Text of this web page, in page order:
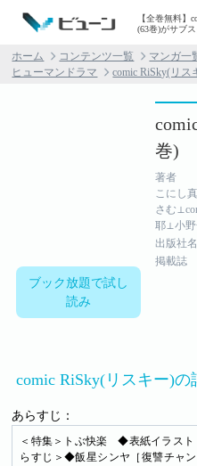
【全巻無料】
(63巻)がサブ
ホーム コンテンツ一覧 マンガ一
ヒューマンドラマ
comic RiSky(リス
ブック放題で試し
読み
巻)
著者
こにし
さむ
耶⊥小
出版社
掲載誌
comic RiSky(リスキー)の
あらすじ：
＜特集＞トぶ快楽 ◆表紙イラス
らすじ＞◆飯星シンヤ［復讐チャ